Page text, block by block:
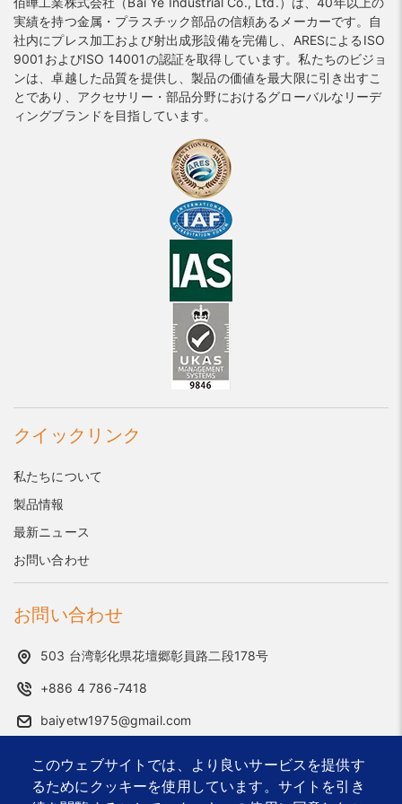
このウェブサイトでは、より良いサービスを提供す
るためにクッキーを使用しています。サイトを引き
実績を持つ金属・プラスチック部品の信頼あるメーカーです。自
社内にプレス加工および射出成形設備を完備し、ARESによるISO
9001およびISO 14001の認証を取得しています。私たちのビジョ
ンは、卓越した品質を提供し、製品の価値を最大限に引き出すこ
とであり、アクセサリー・部品分野におけるグローバルなリーデ
ィングブランドを目指しています。
クイックリンク
私たちについて
製品情報
最新ニュース
お問い合わせ
お問い合わせ
503 台湾彰化県花壇郷彰員路二段178号
+886 4 786-7418
baiyetw1975@gmail.com
2026 © Bai Ye Industrial Co., Ltd.. Designed by首岳資訊
サイトマップ